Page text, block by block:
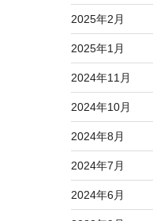
2025年2月
2025年1月
2024年11月
2024年10月
2024年8月
2024年7月
2024年6月